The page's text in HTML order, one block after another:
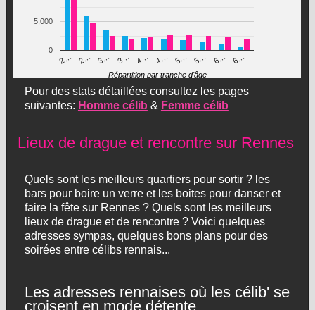
2… 2… 3… 3… 4… 4… 5… 5… 6… 6…
0
5,000
Répartition par tranche d'âge
Pour des stats détaillées consultez les pages
suivantes: Homme célib & Femme célib
Lieux de drague et rencontre sur Rennes
Quels sont les meilleurs quartiers pour sortir ? les
bars pour boire un verre et les boites pour danser et
faire la fête sur Rennes ? Quels sont les meilleurs
lieux de drague et de rencontre ? Voici quelques
adresses sympas, quelques bons plans pour des
soirées entre célibs rennais...
Les adresses rennaises où les célib' se
croisent en mode détente